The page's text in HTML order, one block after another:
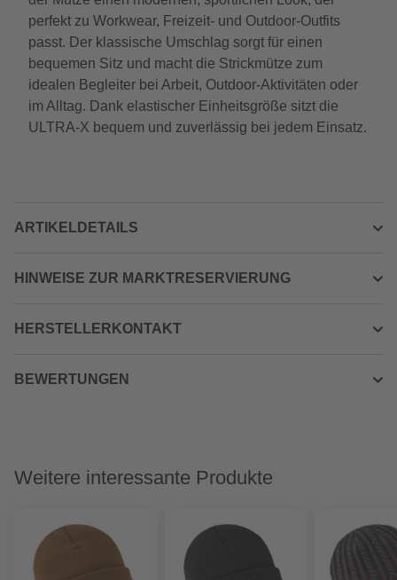
perfekt zu Workwear, Freizeit- und Outdoor-Outfits
passt. Der klassische Umschlag sorgt für einen
bequemen Sitz und macht die Strickmütze zum
idealen Begleiter bei Arbeit, Outdoor-Aktivitäten oder
im Alltag. Dank elastischer Einheitsgröße sitzt die
ULTRA-X bequem und zuverlässig bei jedem Einsatz.
ARTIKELDETAILS
HINWEISE ZUR MARKTRESERVIERUNG
HERSTELLERKONTAKT
BEWERTUNGEN
Weitere interessante Produkte